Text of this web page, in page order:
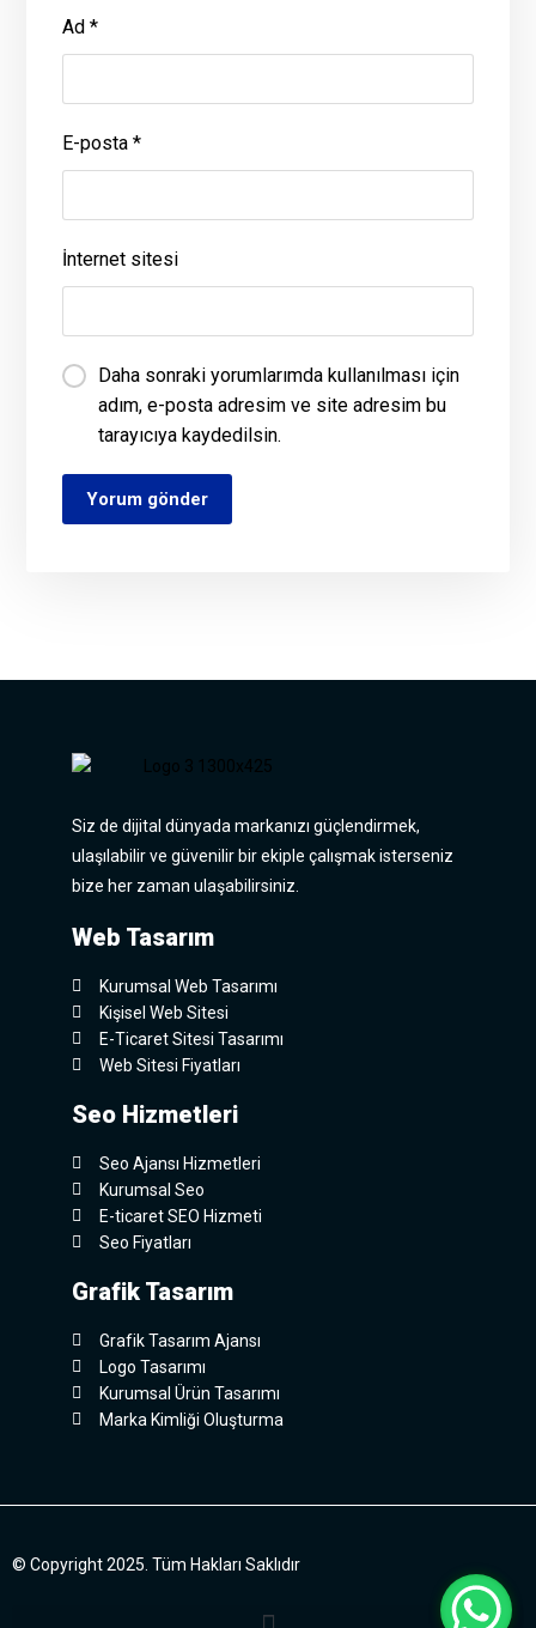
Ad*
E-posta*
İnternet sitesi
Daha sonraki yorumlarımda kullanılması için
adım, e-posta adresim ve site adresim bu
tarayıcıya kaydedilsin.
Yorum gönder
Siz de dijital dünyada markanızı güçlendirmek,
ulaşılabilir ve güvenilir bir ekiple çalışmak isterseniz
bize her zaman ulaşabilirsiniz.
Web Tasarım
Kurumsal Web Tasarımı
Kişisel Web Sitesi
E-Ticaret Sitesi Tasarımı
Web Sitesi Fiyatları
Seo Hizmetleri
Seo Ajansı Hizmetleri
Kurumsal Seo
E-ticaret SEO Hizmeti
Seo Fiyatları
Grafik Tasarım
Grafik Tasarım Ajansı
Logo Tasarımı
Kurumsal Ürün Tasarımı
Marka Kimliği Oluşturma
© Copyright 2025. Tüm Hakları Saklıdır